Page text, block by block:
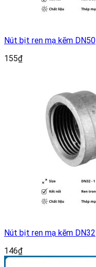
Nút bịt ren mạ kẽm DN50
155₫
Nút bịt ren mạ kẽm DN32
146₫